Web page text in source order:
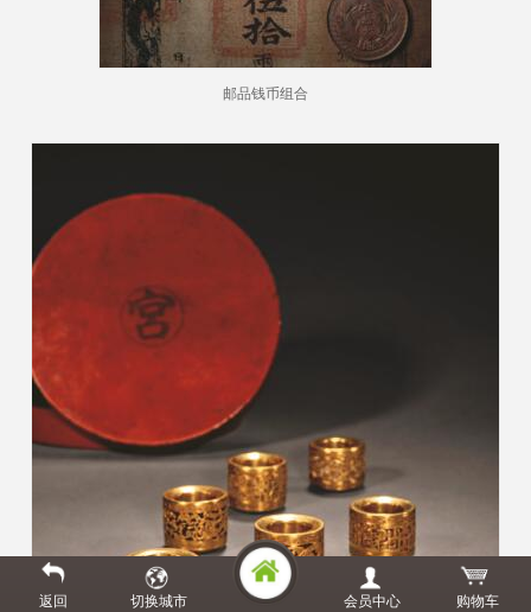
邮品钱币组合
返回 切换城市 会员中心 购物车